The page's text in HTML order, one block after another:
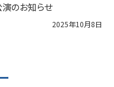
のお知らせ
2025年10月8日